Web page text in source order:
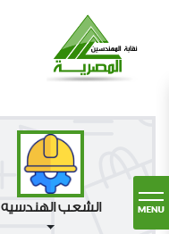
الشعب الهندسيه